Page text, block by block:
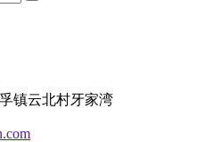
镇云北村牙家湾